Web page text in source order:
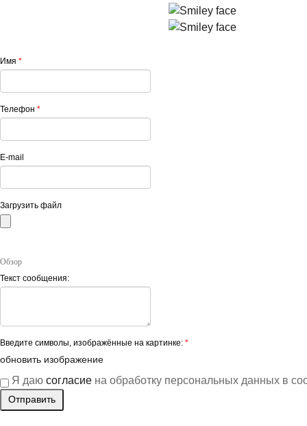
Имя *
Телефон *
E-mail
Загрузить файл
Обзор
Текст сообщения:
Введите символы, изображённые на картинке: *
обновить изображение
Я даю согласие на обработку персональных данных в